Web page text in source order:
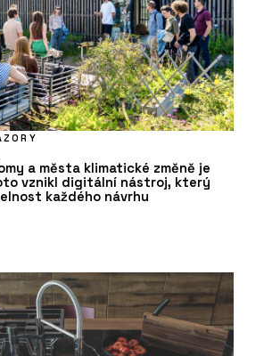
a města klimatické změně je
vznikl digitální nástroj, který
každého návrhu